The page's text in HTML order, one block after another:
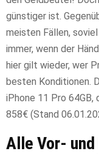
günstiger ist.
meisten Fällen,
immer, wenn der
hier gilt wieder, wer
besten Konditionen.
iPhone 11 Pro 64GB,
858€ (Stand
Alle Vor-